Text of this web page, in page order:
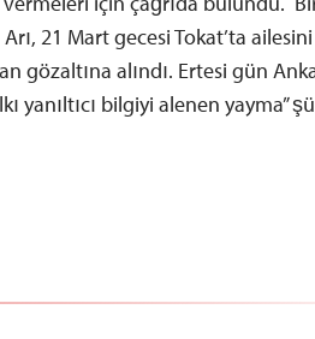
21 Mart gecesi Tokat’ta
gözaltına alındı. Ertesi gün
yanıltıcı bilgiyi alenen yayma”